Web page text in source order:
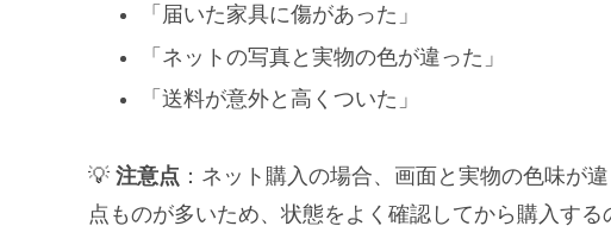
「届いた家具に傷があった」
「ネットの写真と実物の色が違った」
「送料が意外と高くついた」
💡 注意点 ：ネット購入の場合、画面と実物の色味が
点ものが多いため、状態をよく確認してから購入する